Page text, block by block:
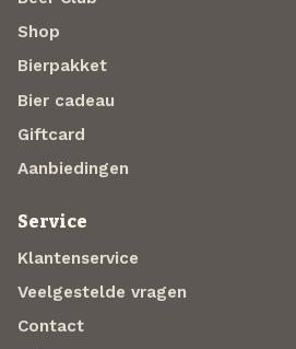
Shop
Bierpakket
Bier cadeau
Giftcard
Aanbiedingen
Service
Klantenservice
Veelgestelde vragen
Contact